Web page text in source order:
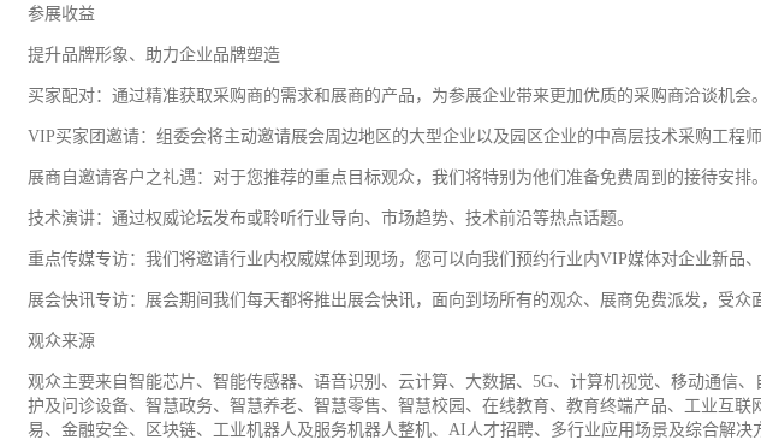
参展收益
提升品牌形象、助力企业品牌塑造
买家配对：通过精准获取采购商的需求和展商的产品，为参展企业带来更加优质的采购商洽谈机会。
VIP买家团邀请：组委会将主动邀请展会周边地区的大型企业以及园区企业的中高层技术采购工程
展商自邀请客户之礼遇：对于您推荐的重点目标观众，我们将特别为他们准备免费周到的接待安排。
技术演讲：通过权威论坛发布或聆听行业导向、市场趋势、技术前沿等热点话题。
重点传媒专访：我们将邀请行业内权威媒体到现场，您可以向我们预约行业内VIP媒体对企业新品
展会快讯专访：展会期间我们每天都将推出展会快讯，面向到场所有的观众、展商免费派发，受众
观众来源
观众主要来自智能芯片、智能传感器、语音识别、云计算、大数据、5G、计算机视觉、移动通信、
护及问诊设备、智慧政务、智慧养老、智慧零售、智慧校园、在线教育、教育终端产品、 工业 互联
易、金融安全、区块链、工业机器人及服务机器人整机、AI人才招聘、多行业应用场景及综合解决